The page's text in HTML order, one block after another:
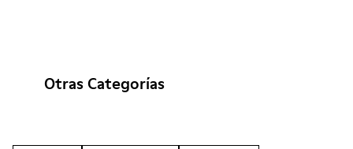
Otras Categorías